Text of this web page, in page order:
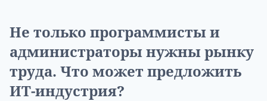
Не только программисты и
администраторы нужны рынку
труда. Что может предложить
ИТ-индустрия?